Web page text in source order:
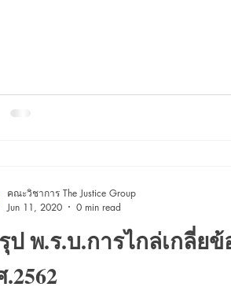
ป พ.ร.บ.การไกล่เกลี่ย
คณะวิชาการ The Justice Group
Jun 11, 2020
0 min read